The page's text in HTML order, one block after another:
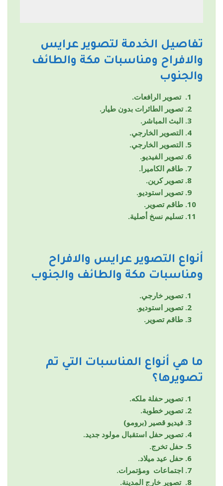
تفاصيل الخدمة لتصوير عرايس
والافراح ومناسبات مكة والطائف
والجنوب
تصوير الرافعات.
تصوير الطائرات بدون طيار.
البث المباشر.
التصوير الخارجي.
التصوير الخارجي.
تصوير الفيديو.
طاقم الكاميرا.
تصوير كرين.
تصوير استوديو.
طاقم تصوير.
تسليم نسخ أصلية.
أنواع التصوير عرايس والافراح
ومناسبات مكة والطائف والجنوب
تصوير خارجي.
تصوير استوديو.
طاقم تصوير.
ما هي أنواع المناسبات التي تم
تصويرها؟
تصوير حفلة ملكه.
تصوير خطوبة.
فيديو قصير (برومو)
تصوير حفل استقبال مولود جديد.
حفل تخرج.
حفل عيد ميلاد.
اجتماعات ومؤتمرات.
تصوير خارج المدينة.